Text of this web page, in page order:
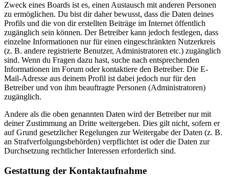
Zweck eines Boards ist es, einen Austausch mit anderen Personen
zu ermöglichen. Du bist dir daher bewusst, dass die Daten deines
Profils und die von dir erstellten Beiträge im Internet öffentlich
zugänglich sein können. Der Betreiber kann jedoch festlegen, dass
einzelne Informationen nur für einen eingeschränkten Nutzerkreis
(z. B. andere registrierte Benutzer, Administratoren etc.) zugänglich
sind. Wenn du Fragen dazu hast, suche nach entsprechenden
Informationen im Forum oder kontaktiere den Betreiber. Die E-
Mail-Adresse aus deinem Profil ist dabei jedoch nur für den
Betreiber und von ihm beauftragte Personen (Administratoren)
zugänglich.
Andere als die oben genannten Daten wird der Betreiber nur mit
deiner Zustimmung an Dritte weitergeben. Dies gilt nicht, sofern er
auf Grund gesetzlicher Regelungen zur Weitergabe der Daten (z. B.
an Strafverfolgungsbehörden) verpflichtet ist oder die Daten zur
Durchsetzung rechtlicher Interessen erforderlich sind.
Gestattung der Kontaktaufnahme